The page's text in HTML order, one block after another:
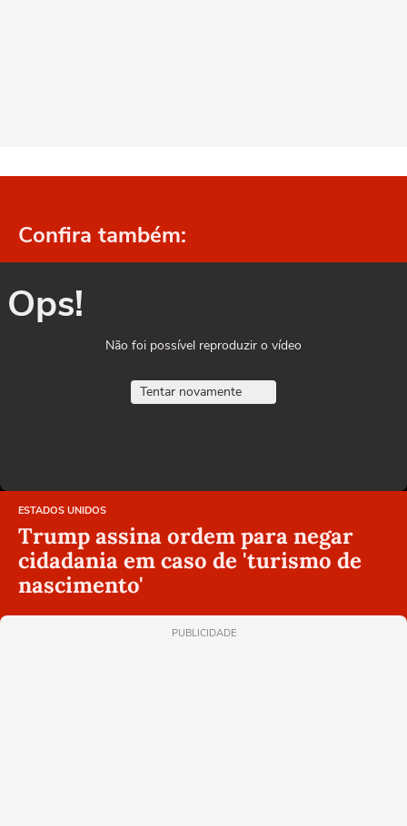
Confira também:
Ops!
Não foi possível reproduzir o vídeo
Tentar novamente
ESTADOS UNIDOS
Trump assina ordem para negar
cidadania em caso de 'turismo de
nascimento'
PUBLICIDADE